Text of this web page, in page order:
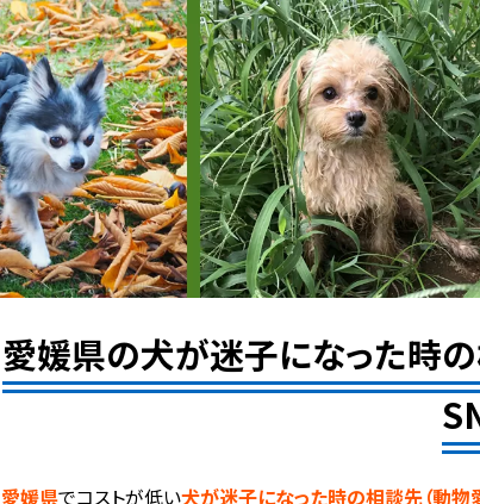
愛媛県の犬が迷子になった時の
愛媛県でコストが低い犬が迷子になった時の相談先（動物